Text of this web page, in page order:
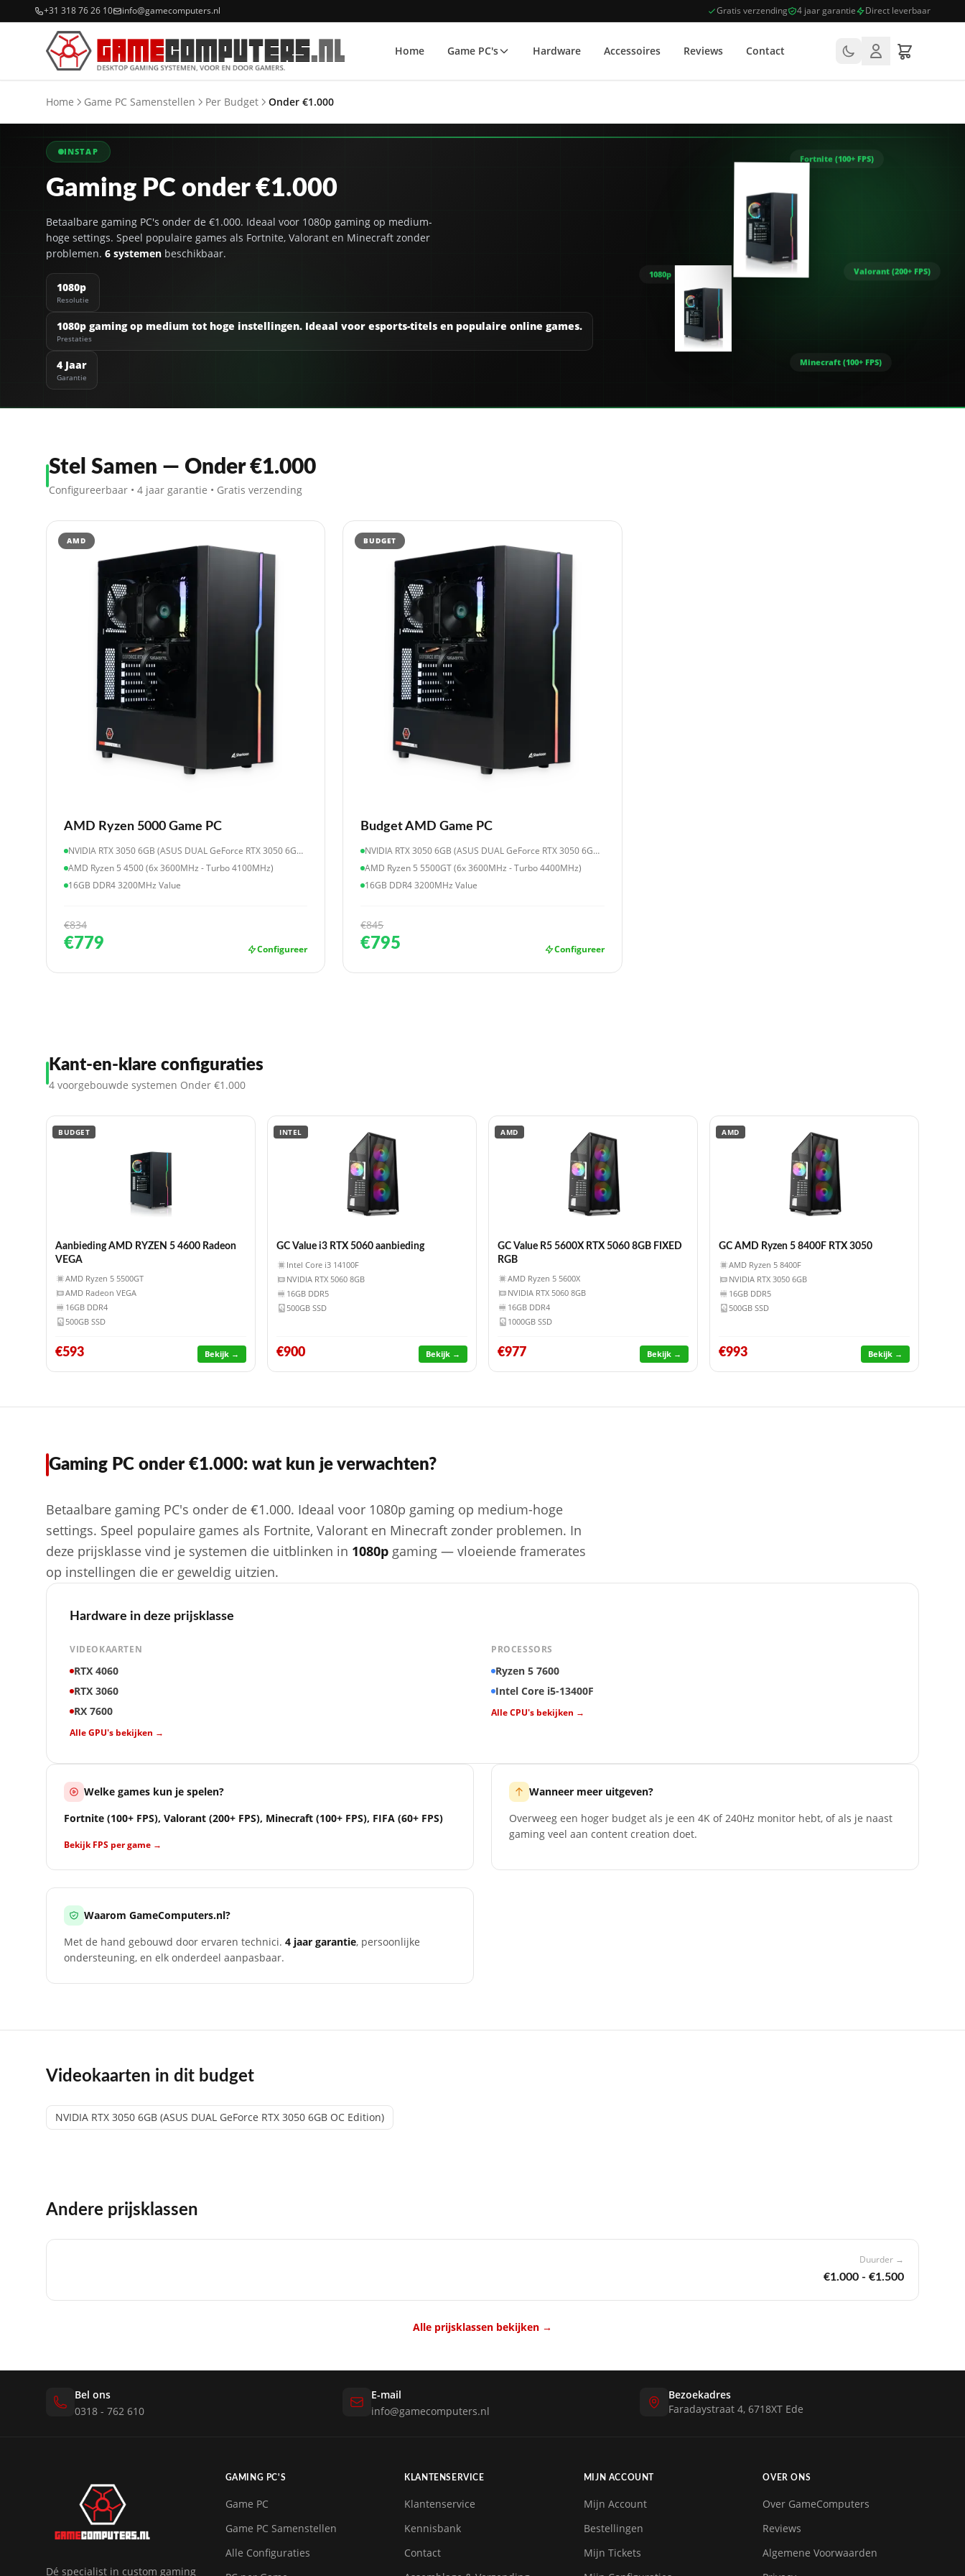
+31 318 76 26 10 info@gamecomputers.nl Gratis verzending 4 jaar garantie Direct leverbaar
Home Game PC's Hardware Accessoires Reviews Contact
Home Game PC Samenstellen Per Budget Onder €1.000
INSTAP
Gaming PC onder €1.000
Betaalbare gaming PC's onder de €1.000. Ideaal voor 1080p gaming op medium-
hoge settings. Speel populaire games als Fortnite, Valorant en Minecraft zonder
problemen. 6 systemen beschikbaar.
1080p
Resolutie
1080p gaming op medium tot hoge instellingen. Ideaal voor esports-titels en populaire online games.
Prestaties
4 Jaar
Garantie
Fortnite (100+ FPS)
Valorant (200+ FPS)
Minecraft (100+ FPS)
1080p
Stel Samen — Onder €1.000
Configureerbaar • 4 jaar garantie • Gratis verzending
AMD
AMD Ryzen 5000 Game PC
NVIDIA RTX 3050 6GB (ASUS DUAL GeForce RTX 3050 6GB OC Edition)
AMD Ryzen 5 4500 (6x 3600MHz - Turbo 4100MHz)
16GB DDR4 3200MHz Value
€834
€779 Configureer
BUDGET
Budget AMD Game PC
NVIDIA RTX 3050 6GB (ASUS DUAL GeForce RTX 3050 6GB OC Edition)
AMD Ryzen 5 5500GT (6x 3600MHz - Turbo 4400MHz)
16GB DDR4 3200MHz Value
€845
€795 Configureer
Kant-en-klare configuraties
4 voorgebouwde systemen Onder €1.000
BUDGET
Aanbieding AMD RYZEN 5 4600 Radeon
VEGA
AMD Ryzen 5 5500GT
AMD Radeon VEGA
16GB DDR4
500GB SSD
€593 Bekijk →
INTEL
GC Value i3 RTX 5060 aanbieding
Intel Core i3 14100F
NVIDIA RTX 5060 8GB
16GB DDR5
500GB SSD
€900 Bekijk →
AMD
GC Value R5 5600X RTX 5060 8GB FIXED
RGB
AMD Ryzen 5 5600X
NVIDIA RTX 5060 8GB
16GB DDR4
1000GB SSD
€977 Bekijk →
AMD
GC AMD Ryzen 5 8400F RTX 3050
AMD Ryzen 5 8400F
NVIDIA RTX 3050 6GB
16GB DDR5
500GB SSD
€993 Bekijk →
Gaming PC onder €1.000: wat kun je verwachten?
Betaalbare gaming PC's onder de €1.000. Ideaal voor 1080p gaming op medium-hoge
settings. Speel populaire games als Fortnite, Valorant en Minecraft zonder problemen. In
deze prijsklasse vind je systemen die uitblinken in 1080p gaming — vloeiende framerates
op instellingen die er geweldig uitzien.
Hardware in deze prijsklasse
VIDEOKAARTEN
RTX 4060
RTX 3060
RX 7600
Alle GPU's bekijken →
PROCESSORS
Ryzen 5 7600
Intel Core i5-13400F
Alle CPU's bekijken →
Welke games kun je spelen?
Fortnite (100+ FPS), Valorant (200+ FPS), Minecraft (100+ FPS), FIFA (60+ FPS)
Bekijk FPS per game →
Wanneer meer uitgeven?
Overweeg een hoger budget als je een 4K of 240Hz monitor hebt, of als je naast
gaming veel aan content creation doet.
Waarom GameComputers.nl?
Met de hand gebouwd door ervaren technici. 4 jaar garantie, persoonlijke
ondersteuning, en elk onderdeel aanpasbaar.
Videokaarten in dit budget
NVIDIA RTX 3050 6GB (ASUS DUAL GeForce RTX 3050 6GB OC Edition)
Andere prijsklassen
Duurder →
€1.000 - €1.500
Alle prijsklassen bekijken →
Bel ons
0318 - 762 610
E-mail
info@gamecomputers.nl
Bezoekadres
Faradaystraat 4, 6718XT Ede
Dé specialist in custom gaming
GAMING PC'S
Game PC
Game PC Samenstellen
Alle Configuraties
KLANTENSERVICE
Klantenservice
Kennisbank
Contact
MIJN ACCOUNT
Mijn Account
Bestellingen
Mijn Tickets
OVER ONS
Over GameComputers
Reviews
Algemene Voorwaarden